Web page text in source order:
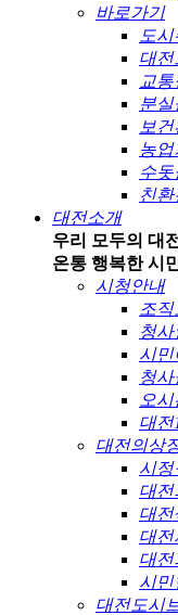
바로가기
도
대전
교
분
보
농
수
친
대전소개
우리 모두의 대전
온통 행복한 시
시청안내
조
청
시민
청
오
대전
대전의상
시정
대전
대전
대전
대전
시민
대전도시